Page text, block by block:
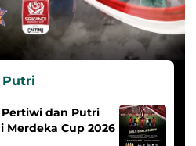
Putri
dan Putri
Merdeka Cup 2026